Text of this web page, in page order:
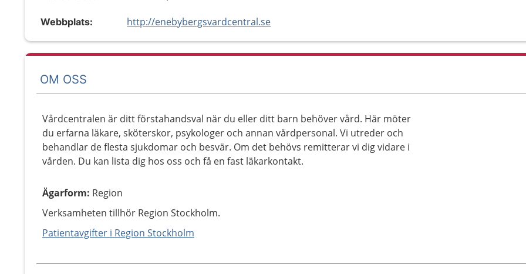
Webbplats: http://enebybergsvardcentral.se
OM OSS
Vårdcentralen är ditt förstahandsval när du eller ditt barn behöver vård. Här möter
du erfarna läkare, sköterskor, psykologer och annan vårdpersonal. Vi utreder och
behandlar de flesta sjukdomar och besvär. Om det behövs remitterar vi dig vidare i
vården. Du kan lista dig hos oss och få en fast läkarkontakt.
Ägarform: Region
Verksamheten tillhör Region Stockholm.
Patientavgifter i Region Stockholm